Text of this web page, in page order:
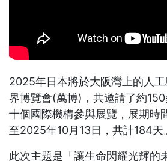
2025年日本將於大阪灣上的人
界博覽會(萬博)，共邀請了約
十個國際機構參與展覽，展期時
至2025年10月13日，共計184天
此次主題是「讓生命閃耀光輝的